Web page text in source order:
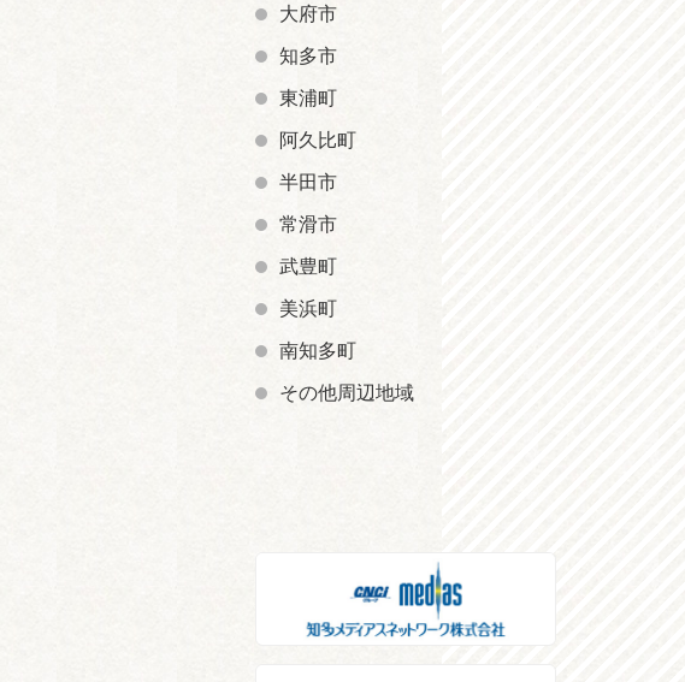
大府市
知多市
東浦町
阿久比町
半田市
常滑市
武豊町
美浜町
南知多町
その他周辺地域